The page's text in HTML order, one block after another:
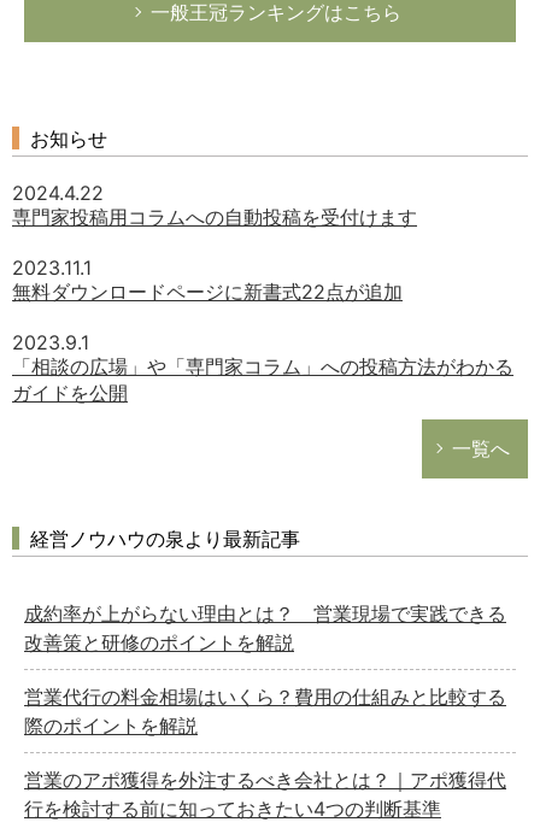
一般王冠ランキングはこちら
お知らせ
2024.4.22
専門家投稿用コラムへの自動投稿を受付けます
2023.11.1
無料ダウンロードページに新書式22点が追加
2023.9.1
「相談の広場」や「専門家コラム」への投稿方法がわかる
ガイドを公開
一覧へ
経営ノウハウの泉より最新記事
成約率が上がらない理由とは？ 営業現場で実践できる
改善策と研修のポイントを解説
営業代行の料金相場はいくら？費用の仕組みと比較する
際のポイントを解説
営業のアポ獲得を外注するべき会社とは？｜アポ獲得代
行を検討する前に知っておきたい4つの判断基準